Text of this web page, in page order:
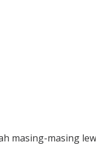
masing-masing